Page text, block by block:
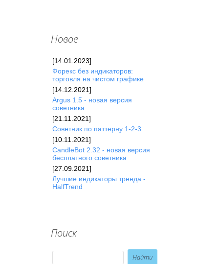
Новое
[14.01.2023]
Форекc без индикаторов:
торговля на чистом графике
[14.12.2021]
Argus 1.5 - новая версия
советника
[21.11.2021]
Советник по паттерну 1-2-3
[10.11.2021]
CandleBot 2.32 - новая версия
бесплатного советника
[27.09.2021]
Лучшие индикаторы тренда -
HalfTrend
Поиск